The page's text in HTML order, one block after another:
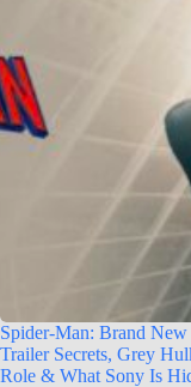
Spider-Man: Brand
Trailer Secrets, Grey
Role & What Sony Is